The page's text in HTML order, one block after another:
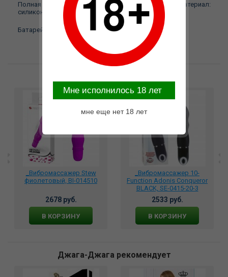
Полная длина прибл. 21,5 см, Ø от 3,5 до 4 см. Материал:
силикон, АБС.
Батарейки заказывайте отдельно: 2 x AA.
_Вибромассажер Stew
фиолетовый, BI-014510
2678 руб.
В КОРЗИНУ
_Вибромассажер 10-
Function Adonis Conqueror
BLACK, SE-0415-20-3
2533 руб.
В КОРЗИНУ
Джага-Джага рекомендует
Mне исполнилось 18 лет
мне еще нет 18 лет